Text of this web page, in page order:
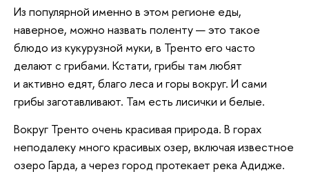
Из популярной именно в этом регионе еды,
наверное, можно назвать поленту — это такое
блюдо из кукурузной муки, в Тренто его часто
делают с грибами. Кстати, грибы там любят
и активно едят, благо леса и горы вокруг. И сами
грибы заготавливают. Там есть лисички и белые.
Вокруг Тренто очень красивая природа. В горах
неподалеку много красивых озер, включая известное
озеро Гарда, а через город протекает река Адидже.